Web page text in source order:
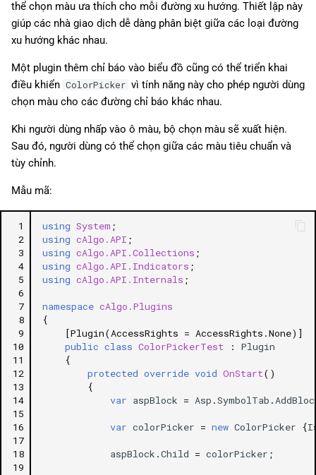
thể chọn màu ưa thích cho mỗi đường xu hướng. Thiết lập này
giúp các nhà giao dịch dễ dàng phân biệt giữa các loại đường
xu hướng khác nhau.
Một plugin thêm chỉ báo vào biểu đồ cũng có thể triển khai
điều khiển ColorPicker vì tính năng này cho phép người dùng
chọn màu cho các đường chỉ báo khác nhau.
Khi người dùng nhấp vào ô màu, bộ chọn màu sẽ xuất hiện.
Sau đó, người dùng có thể chọn giữa các màu tiêu chuẩn và
tùy chỉnh.
Mẫu mã:
1
2
3
4
5
6
7
8
9
10
11
12
13
14
15
16
17
18
19
using System ;
using cAlgo.API ;
using cAlgo.API.Collections ;
using cAlgo.API.Indicators ;
using cAlgo.API.Internals ;
namespace cAlgo.Plugins
{
[Plugin(AccessRights = AccessRights.None)]
public class ColorPickerTest :
Plugin
{
protected override void OnStart()
{
var aspBlock = Asp .SymbolTab .
var colorPicker = new ColorPicker {
aspBlock .Child = colorPicker ;